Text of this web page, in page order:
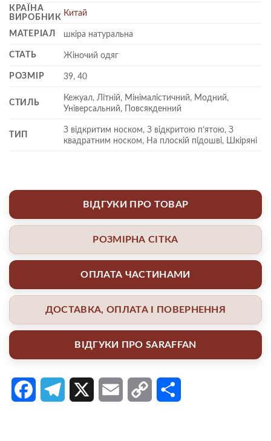
КРАЇНА
ВИРОБНИК
Китай
МАТЕРІАЛ шкіра натуральна
СТАТЬ Жіночий одяг
РОЗМІР 39, 40
СТИЛЬ
Кежуал, Літній, Мінімалістичний, Модний,
Універсальний, Повсякденний
ТИП
З відкритим носком, З відкритою п’ятою, З
квадратним носком, На плоскій підошві, Шкіряні
ВІДГУКИ ПРО ТОВАР
РОЗМІРНА СІТКА
ОПЛАТА ЧАСТИНАМИ
ДОСТАВКА, ОПЛАТА І ПОВЕРНЕННЯ
ВІДГУКИ ПРО SARAFFAN
FacebookTelegram Email Copy